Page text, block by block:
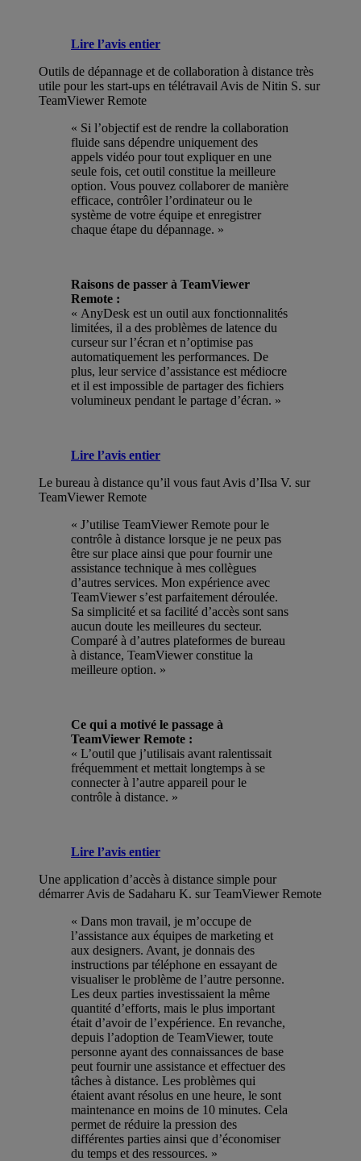
Lire l’avis entier
Outils de dépannage et de collaboration à distance très
utile pour les start-ups en télétravail Avis de Nitin S. sur
TeamViewer Remote
« Si l’objectif est de rendre la collaboration
fluide sans dépendre uniquement des
appels vidéo pour tout expliquer en une
seule fois, cet outil constitue la meilleure
option. Vous pouvez collaborer de manière
efficace, contrôler l’ordinateur ou le
système de votre équipe et enregistrer
chaque étape du dépannage. »
Raisons de passer à TeamViewer
Remote :
« AnyDesk est un outil aux fonctionnalités
limitées, il a des problèmes de latence du
curseur sur l’écran et n’optimise pas
automatiquement les performances. De
plus, leur service d’assistance est médiocre
et il est impossible de partager des fichiers
volumineux pendant le partage d’écran. »
Lire l’avis entier
Le bureau à distance qu’il vous faut Avis d’Ilsa V. sur
TeamViewer Remote
« J’utilise TeamViewer Remote pour le
contrôle à distance lorsque je ne peux pas
être sur place ainsi que pour fournir une
assistance technique à mes collègues
d’autres services. Mon expérience avec
TeamViewer s’est parfaitement déroulée.
Sa simplicité et sa facilité d’accès sont sans
aucun doute les meilleures du secteur.
Comparé à d’autres plateformes de bureau
à distance, TeamViewer constitue la
meilleure option. »
Ce qui a motivé le passage à
TeamViewer Remote :
« L’outil que j’utilisais avant ralentissait
fréquemment et mettait longtemps à se
connecter à l’autre appareil pour le
contrôle à distance. »
Lire l’avis entier
Une application d’accès à distance simple pour
démarrer Avis de Sadaharu K. sur TeamViewer Remote
« Dans mon travail, je m’occupe de
l’assistance aux équipes de marketing et
aux designers. Avant, je donnais des
instructions par téléphone en essayant de
visualiser le problème de l’autre personne.
Les deux parties investissaient la même
quantité d’efforts, mais le plus important
était d’avoir de l’expérience. En revanche,
depuis l’adoption de TeamViewer, toute
personne ayant des connaissances de base
peut fournir une assistance et effectuer des
tâches à distance. Les problèmes qui
étaient avant résolus en une heure, le sont
maintenance en moins de 10 minutes. Cela
permet de réduire la pression des
différentes parties ainsi que d’économiser
du temps et des ressources. »